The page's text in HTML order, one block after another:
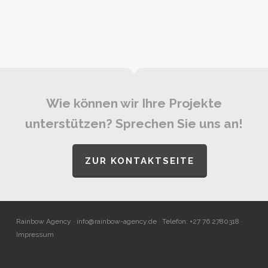
Wie können wir Ihre Projekte
unterstützen? Sprechen Sie uns an!
ZUR KONTAKTSEITE
Rainbow Agency · info@rainbow-agency.de· Telefon: +27 76 2780318 ·
Impressum